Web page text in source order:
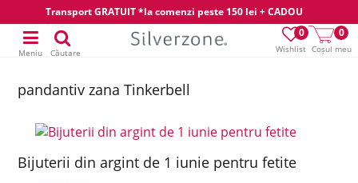
Transport GRATUIT *la comenzi peste 150 lei + CADOU
Wishlist
0
Coșul meu
0
Meniu Căutare
pandantiv zana Tinkerbell
Bijuterii din argint de 1 iunie pentru fetite